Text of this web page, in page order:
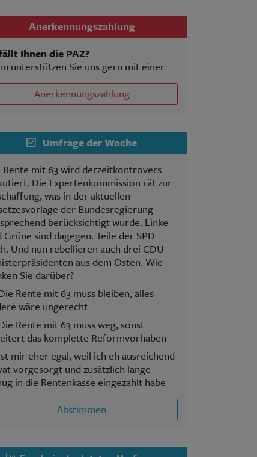
Anerkennungszahlung
Ihnen die PAZ?
unterstützen Sie uns gern mit einer
Anerkennungszahlung
Umfrage der Woche
Rente mit 63 wird derzeitkontrovers
Die Expertenkommission rät zur
was in der aktuellen
der Bundesregierung
berücksichtigt wurde. Linke
Grüne sind dagegen. Teile der SPD
Und nun rebellieren auch drei CDU-
aus dem Osten. Wie
Sie darüber?
Rente mit 63 muss bleiben, alles
wäre ungerecht
Rente mit 63 muss weg, sonst
das komplette Reformvorhaben
mir eher egal, weil ich eh ausreichend
vorgesorgt und zusätzlich lange
in die Rentenkasse eingezahlt habe
Abstimmen